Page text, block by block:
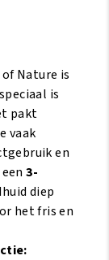
Nature is
is
pakt
vaak
en
een3-
diep
het fris en